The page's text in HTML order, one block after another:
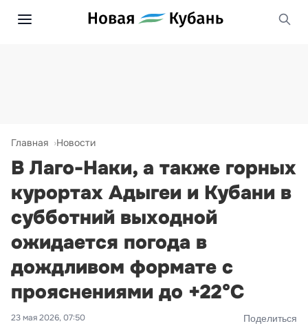
Главная Новости
В Лаго-Наки, а также горных
курортах Адыгеи и Кубани в
субботний выходной
ожидается погода в
дождливом формате с
прояснениями до +22°С
23 мая 2026, 07:50 Поделиться